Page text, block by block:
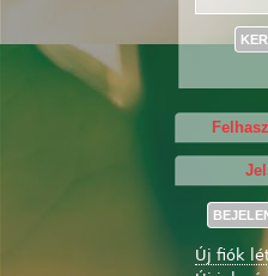
Új fiók